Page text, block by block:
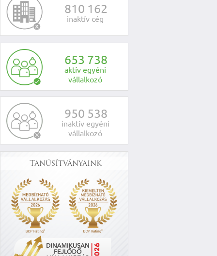
810 162
inaktív cég
653 738
aktív egyéni
vállalkozó
950 538
inaktív egyéni
vállalkozó
Tanúsítványaink